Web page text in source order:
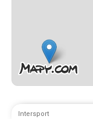
Intersport